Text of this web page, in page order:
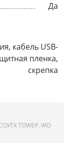
Да
кабель USB-
пленка,
скрепка
ТОWЕР, WО